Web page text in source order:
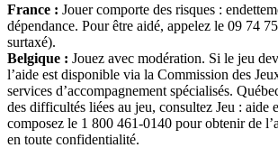
France : Jouer comporte des risques :
dépendance. Pour être aidé, appelez le 09 74
surtaxé).
Belgique : Jouez avec modération. Si le jeu
l’aide est disponible via la Commission des
services d’accompagnement spécialisés.
des difficultés liées au jeu, consultez Jeu : aide
composez le 1 800 461-0140 pour obtenir de
en toute confidentialité.